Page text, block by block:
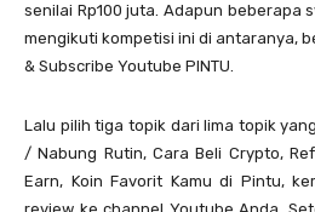
senilai Rp100 juta. Adapun beberapa
mengikuti kompetisi ini di antaranya,
& Subscribe Youtube PINTU.
Lalu pilih tiga topik dari lima topik
/ Nabung Rutin, Cara Beli Crypto,
Earn, Koin Favorit Kamu di Pintu,